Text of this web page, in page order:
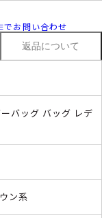
でお問い合わせ
返品について
バッグ バッグ レデ
ン系